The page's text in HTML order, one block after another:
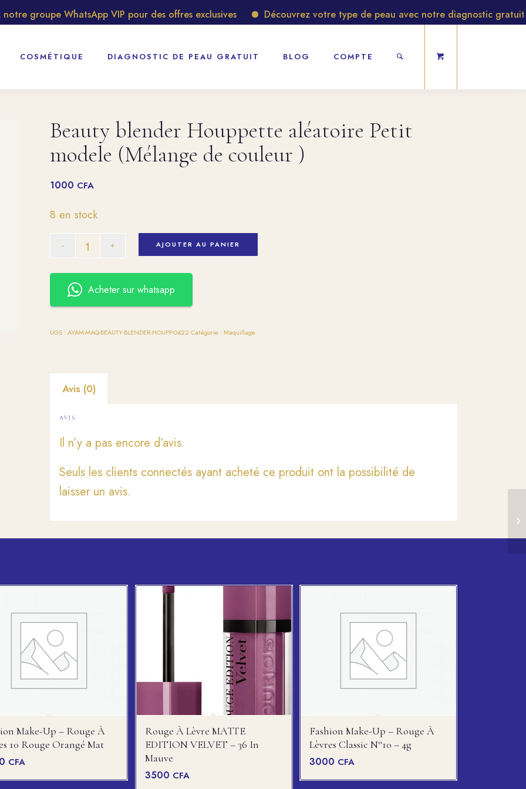
groupe WhatsApp VIP pour des offres exclusives Découvrez votre type de peau avec notre diagnostic gratuit
COSMÉTIQUE DIAGNOSTIC DE PEAU GRATUIT BLOG COMPTE
Beauty blender Houppette aléatoire Petit
modele (Mélange de couleur )
1000 CFA
8 en stock
AJOUTER AU PANIER
Acheter sur whatsapp
UGS :AYAM-MAQ-BEAUTY-BLENDER-HOUPP-0422 Catégorie :Maquillage
Avis (0)
AVIS
Il n’y a pas encore d’avis.
Seuls les clients connectés ayant acheté ce produit ont la possibilité de
laisser un avis.
Make-Up – Rouge À
10 Rouge Orangé Mat
CFA
Rouge À Lèvre MATTE
EDITION VELVET – 36 In
Mauve
3500 CFA
Fashion Make-Up – Rouge À
Lèvres Classic N°10 – 4g
3000 CFA